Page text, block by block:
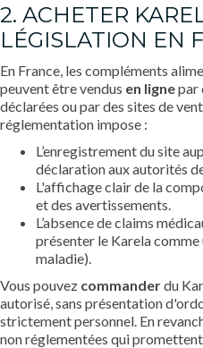
2. ACHETER
LÉGISLATION EN
En France, les compléments
peuvent être vendus en lignepar
déclarées ou par des sites de
réglementation impose :
L’enregistrement du site
déclaration aux autorités
L'affichage clair de la
et des avertissements.
L’absence de claims
présenter le Karela
maladie).
Vous pouvez commanderdu
autorisé, sans présentation
strictement personnel. En
non réglementées qui